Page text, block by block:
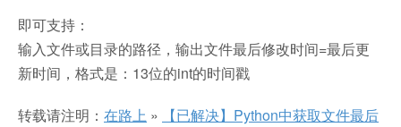
即可支持：
输入文件或目录的路径，输出文件最后修改时间=最后更
新时间，格式是：13位的int的时间戳
转载请注明： 在路上 »
【已解决】Python中获取文件最后